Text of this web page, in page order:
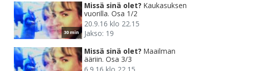
30 min
Missä sinä olet? Kaukasuksen
vuorilla. Osa 1/2
20.9.16 klo 22.15
Jakso: 19
Missä sinä olet? Maailman
ääriin. Osa 3/3